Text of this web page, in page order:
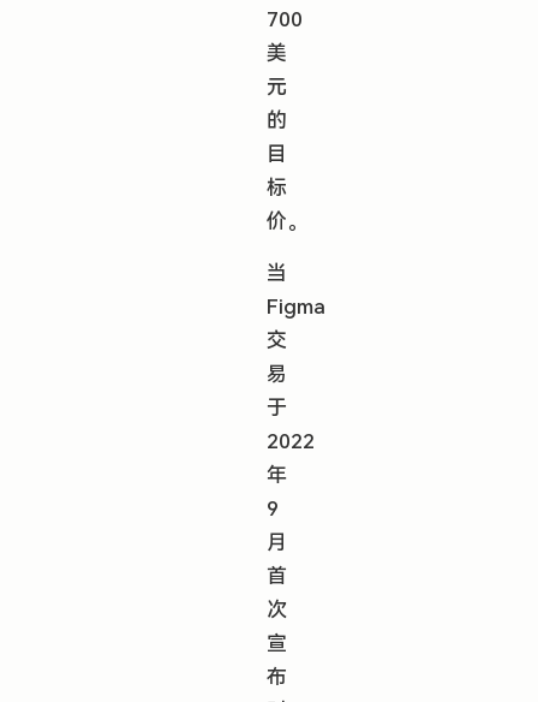
700
美
元
的
目
标
价。
当
Figma
交
易
于
2022
年
9
月
首
次
宣
布